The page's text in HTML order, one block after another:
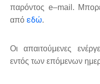
παρόντος e–mail .
από εδώ.
Οι απαιτούμενες
εντός των επόμενων